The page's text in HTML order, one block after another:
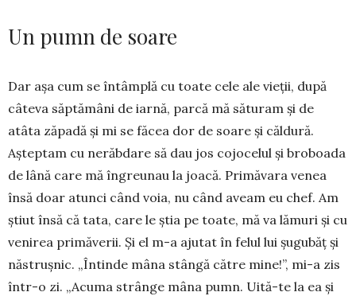
Un pumn de soare
Dar așa cum se întâmplă cu toate cele ale vieții, după
câteva săptămâni de iarnă, parcă mă săturam și de
atâta zăpadă și mi se făcea dor de soare și căldură.
Așteptam cu nerăbdare să dau jos cojocelul și broboada
de lână care mă îngreunau la joacă. Primăvara venea
însă doar atunci când voia, nu când aveam eu chef. Am
știut însă că tata, care le știa pe toate, mă va lămuri și cu
venirea primăverii. Și el m-a ajutat în felul lui șugubăț și
năstrușnic. „Întinde mâna stângă către mine!”, mi-a zis
într-o zi. „Acuma strânge mâna pumn. Uită-te la ea și